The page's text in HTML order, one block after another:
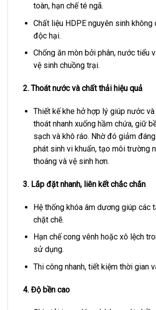
toàn, hạn chế té ngã.
Chất liệu HDPE nguyên sinh không
độc hại.
Chống ăn mòn bởi phân, nước tiểu
vệ sinh chuồng trại.
2. Thoát nước và chất thải hiệu quả
Thiết kế khe hở hợp lý giúp nước
thoát nhanh xuống hầm chứa, giữ
sạch và khô ráo. Nhờ đó giảm
phát sinh vi khuẩn, tạo môi trường
thoáng và vệ sinh hơn.
3. Lắp đặt nhanh, liên kết chắc chắn
Hệ thống khóa âm dương giúp các
chặt chẽ.
Hạn chế cong vênh hoặc xô lệch
sử dụng.
Thi công nhanh, tiết kiệm thời gian
4. Độ bền cao